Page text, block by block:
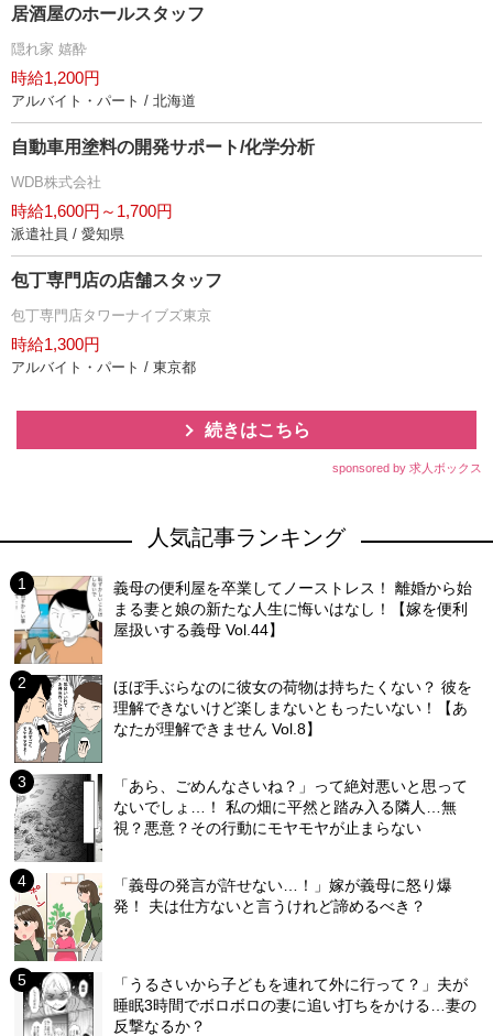
居酒屋のホールスタッフ
隠れ家 嬉酔
時給1,200円
アルバイト・パート / 北海道
自動車用塗料の開発サポート/化学分析
WDB株式会社
時給1,600円～1,700円
派遣社員 / 愛知県
包丁専門店の店舗スタッフ
包丁専門店タワーナイブズ東京
時給1,300円
アルバイト・パート / 東京都
続きはこちら
sponsored by 求人ボックス
人気記事ランキング
義母の便利屋を卒業してノーストレス！ 離婚から始
まる妻と娘の新たな人生に悔いはなし！【嫁を便利
屋扱いする義母 Vol.44】
ほぼ手ぶらなのに彼女の荷物は持ちたくない？ 彼を
理解できないけど楽しまないともったいない！【あ
なたが理解できません Vol.8】
「あら、ごめんなさいね？」って絶対悪いと思って
ないでしょ…！ 私の畑に平然と踏み入る隣人…無
視？悪意？その行動にモヤモヤが止まらない
「義母の発言が許せない…！」嫁が義母に怒り爆
発！ 夫は仕方ないと言うけれど諦めるべき？
「うるさいから子どもを連れて外に行って？」夫が
睡眠3時間でボロボロの妻に追い打ちをかける…妻の
反撃なるか？